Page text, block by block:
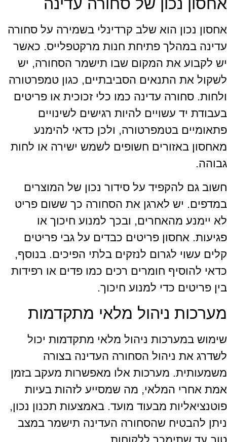
אחסון נכון הוא שלב קרדינלי בשמירה על סחורה
עדינה במהלך פתיחת חנות מרקטפלייס. כאשר
יש לקבוע את המקום שבו תישמר הסחורה, יש
לשקול את התנאים הסביבתיים, כגון טמפרטורה
ולחות. סחורה עדינה כמו כלי זכוכית או פריטים
בעבודת יד עשויים להיות רגישים לשינויים
פתאומיים בטמפרטורה, ולכן כדאי להימנע
מאחסון באזורים חשופים לשמש ישירה או לחות
גבוהה.
חשוב גם להקפיד על סידור נכון של המוצרים
במדפים. יש לארגן את הסחורה כך ששום פריט
לא יימנע מהאחרים, ובכך למנוע חיכוך או
פגיעות. אחסון פריטים כבדים על גבי פריטים
קלים עשוי לגרום לנזקים בלתי הפיכים. בנוסף,
כדאי להוסיף חומרים רכים כמו פדים או רפידות
בין פריטים כדי למנוע חיכוך.
מערכות ניהול מלאי מתקדמות
שימוש במערכות ניהול מלאי מתקדמות יכול
לשדרג את ניהול הסחורה העדינה בצורה
משמעותית. מערכות אלו מאפשרות מעקב בזמן
אמת אחרי המלאי, מה שמסייע לזהות בעיות
פוטנציאליות מבעוד מועד. באמצעות תכנון נכון,
ניתן להבטיח שהסחורה העדינה תישמר במצב